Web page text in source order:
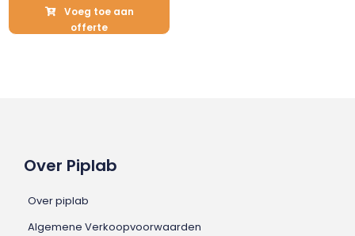
Voeg toe aan
offerte
Over Piplab
Over piplab
Algemene Verkoopvoorwaarden